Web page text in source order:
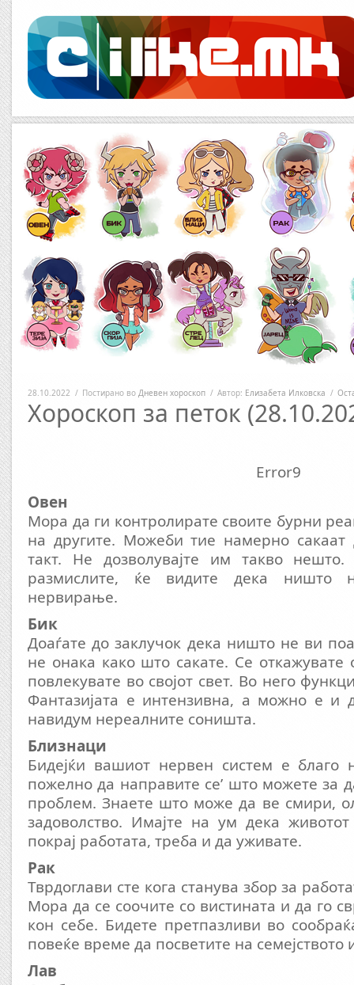
28.10.2022 / Постирано во Дневен хороскоп / Автор: Елизабета Илковска /
Хороскоп за петок
Error9
Овен
Мора да ги контролирате своите бурни
на другите. Можеби тие намерно
такт. Не дозволувајте им такво
размислите, ќе видите дека
нервирање.
Бик
Доаѓате до заклучок дека ништо не ви
не онака како што сакате. Се откажувате
повлекувате во својот свет. Во него
Фантазијата е интензивна, а можно е и
навидум нереалните соништа.
Близнаци
Бидејќи вашиот нервен систем е
пожелно да направите се’ што можете за
проблем. Знаете што може да ве смири,
задоволство. Имајте на ум дека
покрај работата, треба и да уживате.
Рак
Тврдоглави сте кога станува збор за
Мора да се соочите со вистината и да го
кон себе. Бидете претпазливи во
повеќе време да посветите на семејството
Лав